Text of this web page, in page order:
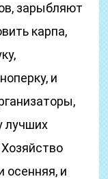
зарыбляют
карпа,
и
лучших
осенняя, и